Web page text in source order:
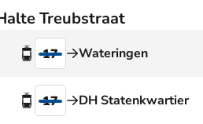
enTreubstraat
17 Wateringen
17 DH Statenkwartier